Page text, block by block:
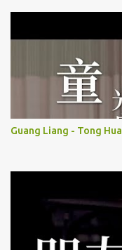
Guang Liang - Tong Hua